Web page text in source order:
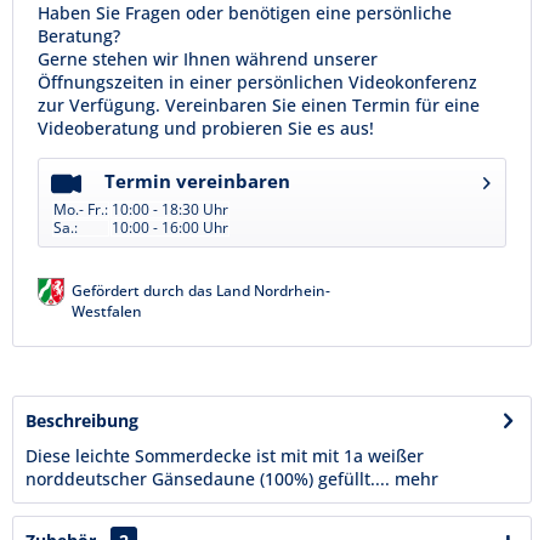
Haben Sie Fragen oder benötigen eine persönliche
Beratung?
Gerne stehen wir Ihnen während unserer
Öffnungszeiten in einer persönlichen Videokonferenz
zur Verfügung. Vereinbaren Sie einen Termin für eine
Videoberatung und probieren Sie es aus!
Termin vereinbaren
Mo.- Fr.: 10:00 - 18:30 Uhr
Sa.:
10:00 - 16:00 Uhr
Gefördert durch das Land Nordrhein-
Westfalen
Beschreibung
Diese leichte Sommerdecke ist mit mit 1a weißer
norddeutscher Gänsedaune (100%) gefüllt.... mehr